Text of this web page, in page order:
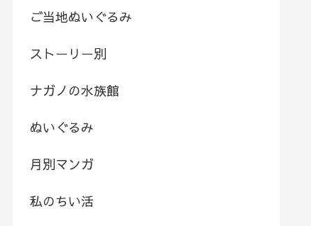
ご当地ぬいぐるみ
ストーリー別
ナガノの水族館
ぬいぐるみ
月別マンガ
私のちい活